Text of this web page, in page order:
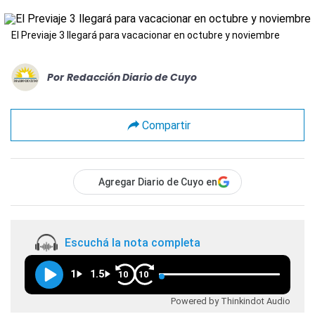
El Previaje 3 llegará para vacacionar en octubre y noviembre
Por Redacción Diario de Cuyo
Compartir
Agregar Diario de Cuyo en
Escuchá la nota completa
1 1.5 10 10
Powered by Thinkindot Audio